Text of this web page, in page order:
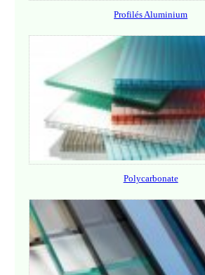
Profilés Aluminium
Polycarbonate